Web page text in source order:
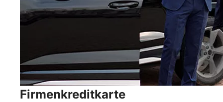
Firmenkreditkarte